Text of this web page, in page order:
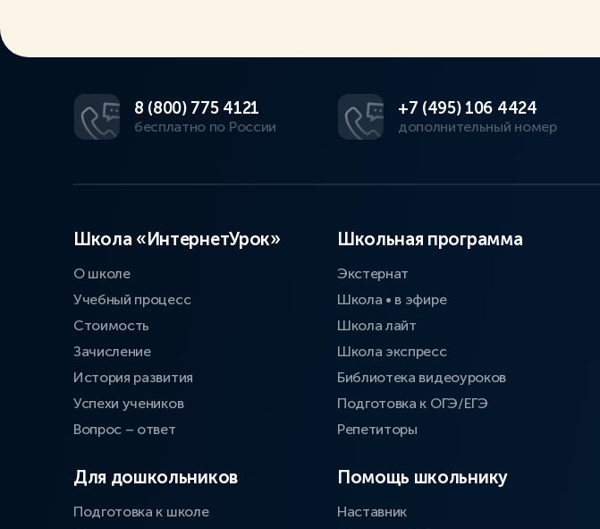
8 (800) 775 4121
бесплатно по России
+7 (495) 106 4424
дополнительный номер
Школа «ИнтернетУрок»
О школе
Учебный процесс
Стоимость
Зачисление
История развития
Успехи учеников
Вопрос – ответ
Для дошкольников
Подготовка к школе
Школьная программа
Экстернат
Школа • в эфире
Школа лайт
Школа экспресс
Библиотека видеоуроков
Подготовка к ОГЭ/ЕГЭ
Репетиторы
Помощь школьнику
Наставник